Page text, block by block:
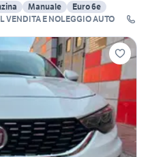
Manuale
Euro 6e
VENDITA E NOLEGGIO AUTO